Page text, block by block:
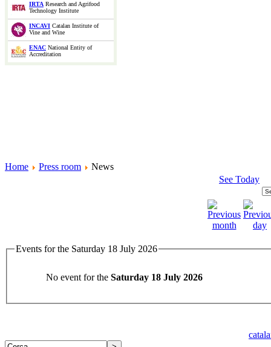
IRTA Research and Agrifood
Technology Institute
INCAVI Catalan Institute of
Vine and Wine
ENAC National Entity of
Accreditation
Home Press room
News
See Today
Events for the Saturday 18 July 2026
No event for the Saturday 18 July 2026